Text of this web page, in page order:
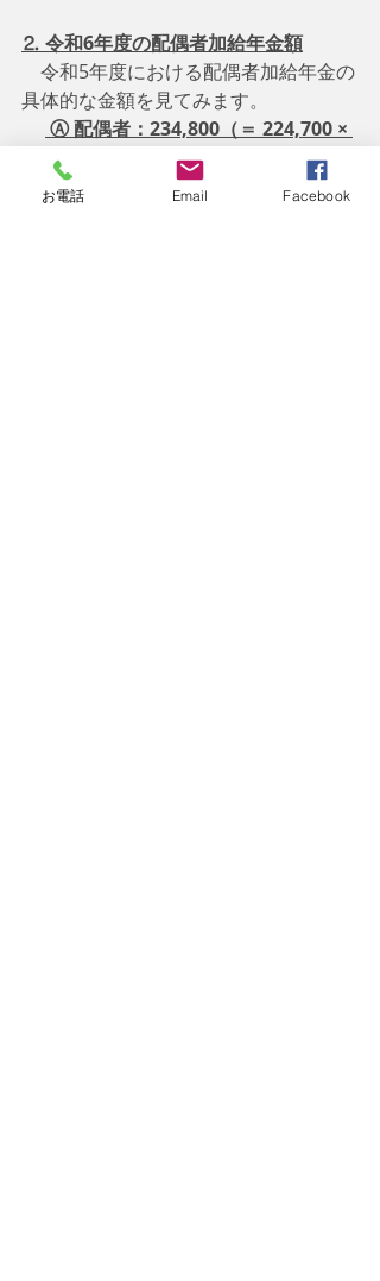
⒉ 令和6年度の配偶者加給年金額
令和5年度における配偶者加給年金の
具体的な金額を見てみます。
Ⓐ 配偶者：234,800（＝ 224,700 ×
1.045（ 新規裁定者の改定率 ））
お電話 Email Facebook